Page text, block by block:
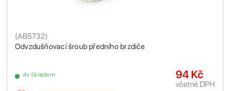
Odvzdušňovací šroub předního brzdiče
(AB5732)
4+ Skladem 94 Kč
včetně DPH